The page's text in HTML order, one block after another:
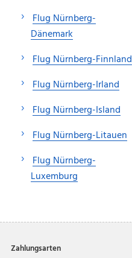
Flug Nürnberg-
Dänemark
Flug Nürnberg-Finnland
Flug Nürnberg-Irland
Flug Nürnberg-Island
Flug Nürnberg-Litauen
Flug Nürnberg-
Luxemburg